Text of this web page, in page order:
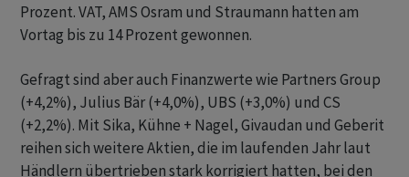
Prozent. VAT, AMS Osram und Straumann hatten am
Vortag bis zu 14 Prozent gewonnen.
Gefragt sind aber auch Finanzwerte wie Partners Group
(+4,2%), Julius Bär (+4,0%), UBS (+3,0%) und CS
(+2,2%). Mit Sika, Kühne + Nagel, Givaudan und Geberit
reihen sich weitere Aktien, die im laufenden Jahr laut
Händlern übertrieben stark korrigiert hatten, bei den